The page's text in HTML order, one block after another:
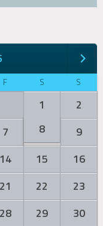
F S S
1
2
7 8
9
14 15
16
21 22
23
28 29
30